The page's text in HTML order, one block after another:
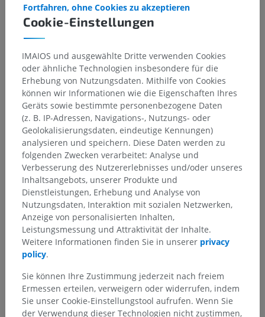
Darunterliegende Strukturen:Für dieses anatomische
Teil gibt es keine zugehörigen Strukturen
Anatomie des Menschen
Übersetzungen
Sie haben einen Fehler gefunden?
Sie können gerne eine Berichtigung, Übersetzung oder
inhaltliche Verbesserung vorschlagen.
Ein Problem melden
HOLE SIE SICH DIE APP
Cookie-Einstellungen
Fortfahren, ohne Cookies zu akzeptieren
IMAIOS und ausgewählte Dritte verwenden Cookies
oder ähnliche Technologien insbesondere für die
Erhebung von Nutzungsdaten. Mithilfe von Cookies
können wir Informationen wie die Eigenschaften Ihres
Geräts sowie bestimmte personenbezogene Daten
(z. B. IP-Adressen, Navigations-, Nutzungs- oder
Geolokalisierungsdaten, eindeutige Kennungen)
analysieren und speichern. Diese Daten werden zu
folgenden Zwecken verarbeitet: Analyse und
Verbesserung des Nutzererlebnisses und/oder unseres
Inhaltsangebots, unserer Produkte und
Dienstleistungen, Erhebung und Analyse von
Nutzungsdaten, Interaktion mit sozialen Netzwerken,
Anzeige von personalisierten Inhalten,
Leistungsmessung und Attraktivität der Inhalte.
Weitere Informationen finden Sie in unserer privacy
policy.
Sie können Ihre Zustimmung jederzeit nach freiem
Ermessen erteilen, verweigern oder widerrufen, indem
Sie unser Cookie-Einstellungstool aufrufen. Wenn Sie
der Verwendung dieser Technologien nicht zustimmen,